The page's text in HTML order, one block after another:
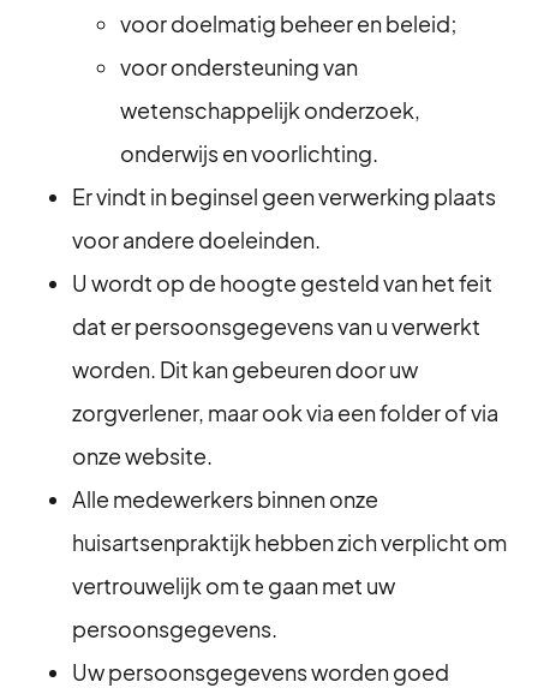
voor doelmatig beheer en beleid;
voor ondersteuning van
wetenschappelijk onderzoek,
onderwijs en voorlichting.
⁠Er vindt in beginsel geen verwerking plaats
voor andere doeleinden.
U wordt op de hoogte gesteld van het feit
dat er persoonsgegevens van u verwerkt
worden. Dit kan gebeuren door uw
zorgverlener, maar ook via een folder of via
onze website.
Alle medewerkers binnen onze
huisartsenpraktijk hebben zich verplicht om
vertrouwelijk om te gaan met uw
persoonsgegevens.
Uw persoonsgegevens worden goed